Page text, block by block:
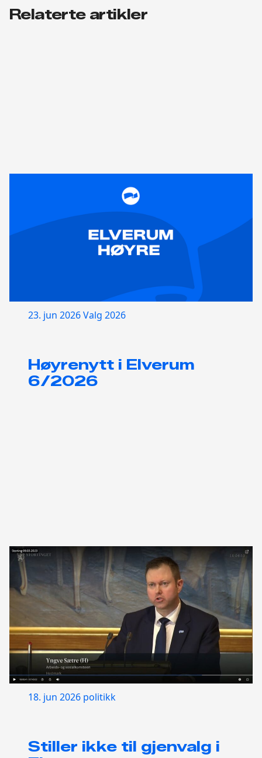
Relaterte artikler
23. jun 2026Valg 2026
Høyrenytt i Elverum
6/2026
18. jun 2026 politikk
Stiller ikke til gjenvalg i